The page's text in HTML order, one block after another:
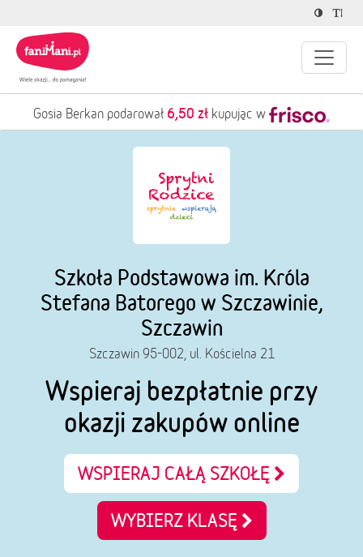
Gosia Berkan podarował 6,50 zł kupując w
Szkoła Podstawowa im. Króla
Stefana Batorego w Szczawinie,
Szczawin
Szczawin 95-002, ul. Kościelna 21
Wspieraj bezpłatnie przy
okazji zakupów online
WSPIERAJ CAŁĄ SZKOŁĘ
WYBIERZ KLASĘ